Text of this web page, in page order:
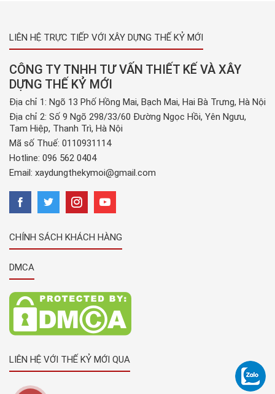
LIÊN HỆ TRỰC TIẾP VỚI XÂY DỰNG THẾ KỶ MỚI
CÔNG TY TNHH TƯ VẤN THIẾT KẾ VÀ XÂY
DỰNG THẾ KỶ MỚI
Địa chỉ 1: Ngõ 13 Phố Hồng Mai, Bạch Mai, Hai Bà Trưng, Hà Nội
Địa chỉ 2: Số 9 Ngõ 298/33/60 Đường Ngọc Hồi, Yên Ngưu,
Tam Hiệp, Thanh Trì, Hà Nội
Mã số Thuế: 0110931114
Hotline: 096 562 0404
Email: xaydungthekymoi@gmail.com
CHÍNH SÁCH KHÁCH HÀNG
DMCA
LIÊN HỆ VỚI THẾ KỶ MỚI QUA